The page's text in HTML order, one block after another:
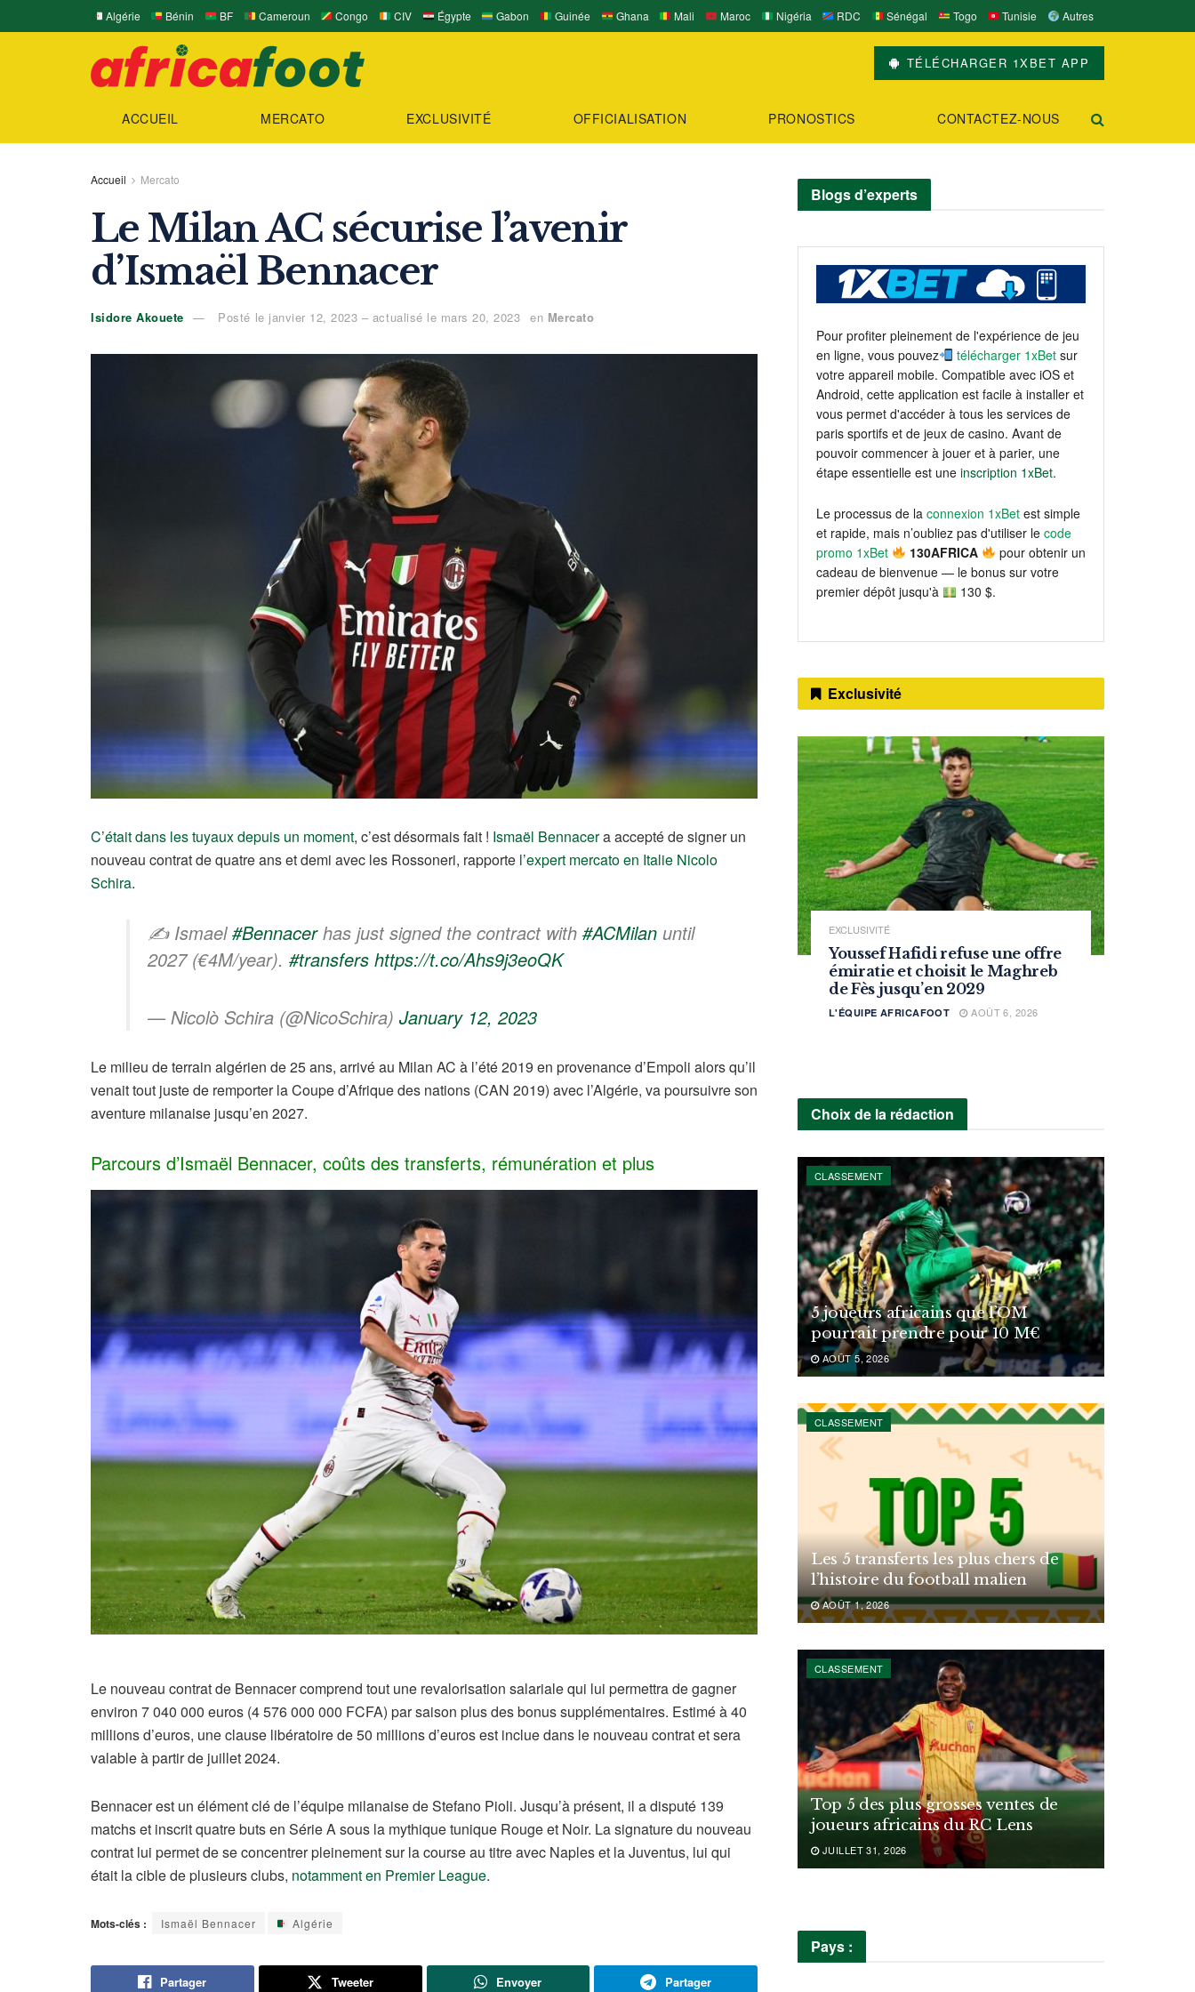
Algérie Bénin BF Cameroun Congo CIV Égypte Gabon Guinée Ghana Mali Maroc Nigéria RDC Sénégal Togo Tunisie Autres
TÉLÉCHARGER 1XBET APP
ACCUEIL MERCATO EXCLUSIVITÉ OFFICIALISATION PRONOSTICS CONTACTEZ-NOUS
Accueil Mercato
Le Milan AC sécurise l’avenir
d’Ismaël Bennacer
Isidore Akouete Posté le janvier 12, 2023 – actualisé le mars 20, 2023 en Mercato
C’était dans les tuyaux depuis un moment, c’est désormais fait ! Ismaël Bennacera accepté de signer un
nouveau contrat de quatre ans et demi avec les Rossoneri, rapporte l’expert mercato en Italie Nicolo
Schira.
✍️ Ismael#Bennacerhas just signed the contract with #ACMilan until
2027 (€4M/year). #transfers https://t.co/Ahs9j3eoQK
— Nicolò Schira (@NicoSchira) January 12, 2023
Le milieu de terrain algérien de 25 ans, arrivé au Milan AC à l’été 2019 en provenance d’Empoli alors qu’il
venait tout juste de remporter la Coupe d’Afrique des nations (CAN 2019) avec l’Algérie, va poursuivre son
aventure milanaise jusqu’en 2027.
Parcours d’Ismaël Bennacer, coûts des transferts, rémunération et plus
Le nouveau contrat de Bennacer comprend tout une revalorisation salariale qui lui permettra de gagner
environ 7 040 000 euros (4 576 000 000 FCFA) par saison plus des bonus supplémentaires. Estimé à 40
millions d’euros, une clause libératoire de 50 millions d’euros est inclue dans le nouveau contrat et sera
valable à partir de juillet 2024.
Bennacer est un élément clé de l’équipe milanaise de Stefano Pioli. Jusqu’à présent, il a disputé 139
matchs et inscrit quatre buts en Série A sous la mythique tunique Rouge et Noir. La signature du nouveau
contrat lui permet de se concentrer pleinement sur la course au titre avec Naples et la Juventus, lui qui
était la cible de plusieurs clubs, notamment en Premier League.
Mots-clés : Ismaël Bennacer Algérie
Partager Tweeter Envoyer Partager
Blogs d’experts
Pour profiter pleinement de l'expérience de jeu
en ligne, vous pouvez
télécharger 1xBet sur
votre appareil mobile. Compatible avec iOS et
Android, cette application est facile à installer et
vous permet d'accéder à tous les services de
paris sportifs et de jeux de casino. Avant de
pouvoir commencer à jouer et à parier, une
étape essentielle est une inscription 1xBet.
Le processus de la connexion 1xBet est simple
et rapide, mais n’oubliez pas d'utiliser le code
promo 1xBet
130AFRICA
pour obtenir un
cadeau de bienvenue — le bonus sur votre
premier dépôt jusqu'à
130 $.
Exclusivité
EXCLUSIVITÉ
Youssef Hafidi refuse une offre
émiratie et choisit le Maghreb
de Fès jusqu’en 2029
L'ÉQUIPE AFRICAFOOT AOÛT 6, 2026
Choix de la rédaction
CLASSEMENT
5 joueurs africains que l’OM
pourrait prendre pour 10 M€
AOÛT 5, 2026
CLASSEMENT
Les 5 transferts les plus chers de
l’histoire du football malien
AOÛT 1, 2026
CLASSEMENT
Top 5 des plus grosses ventes de
joueurs africains du RC Lens
JUILLET 31, 2026
Pays :